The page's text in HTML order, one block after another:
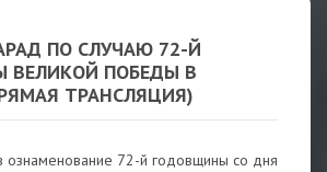
ПО СЛУЧАЮ 72-Й
ВЕЛИКОЙ ПОБЕДЫ В
ТРАНСЛЯЦИЯ)
ознаменование 72-й годовщины со дня